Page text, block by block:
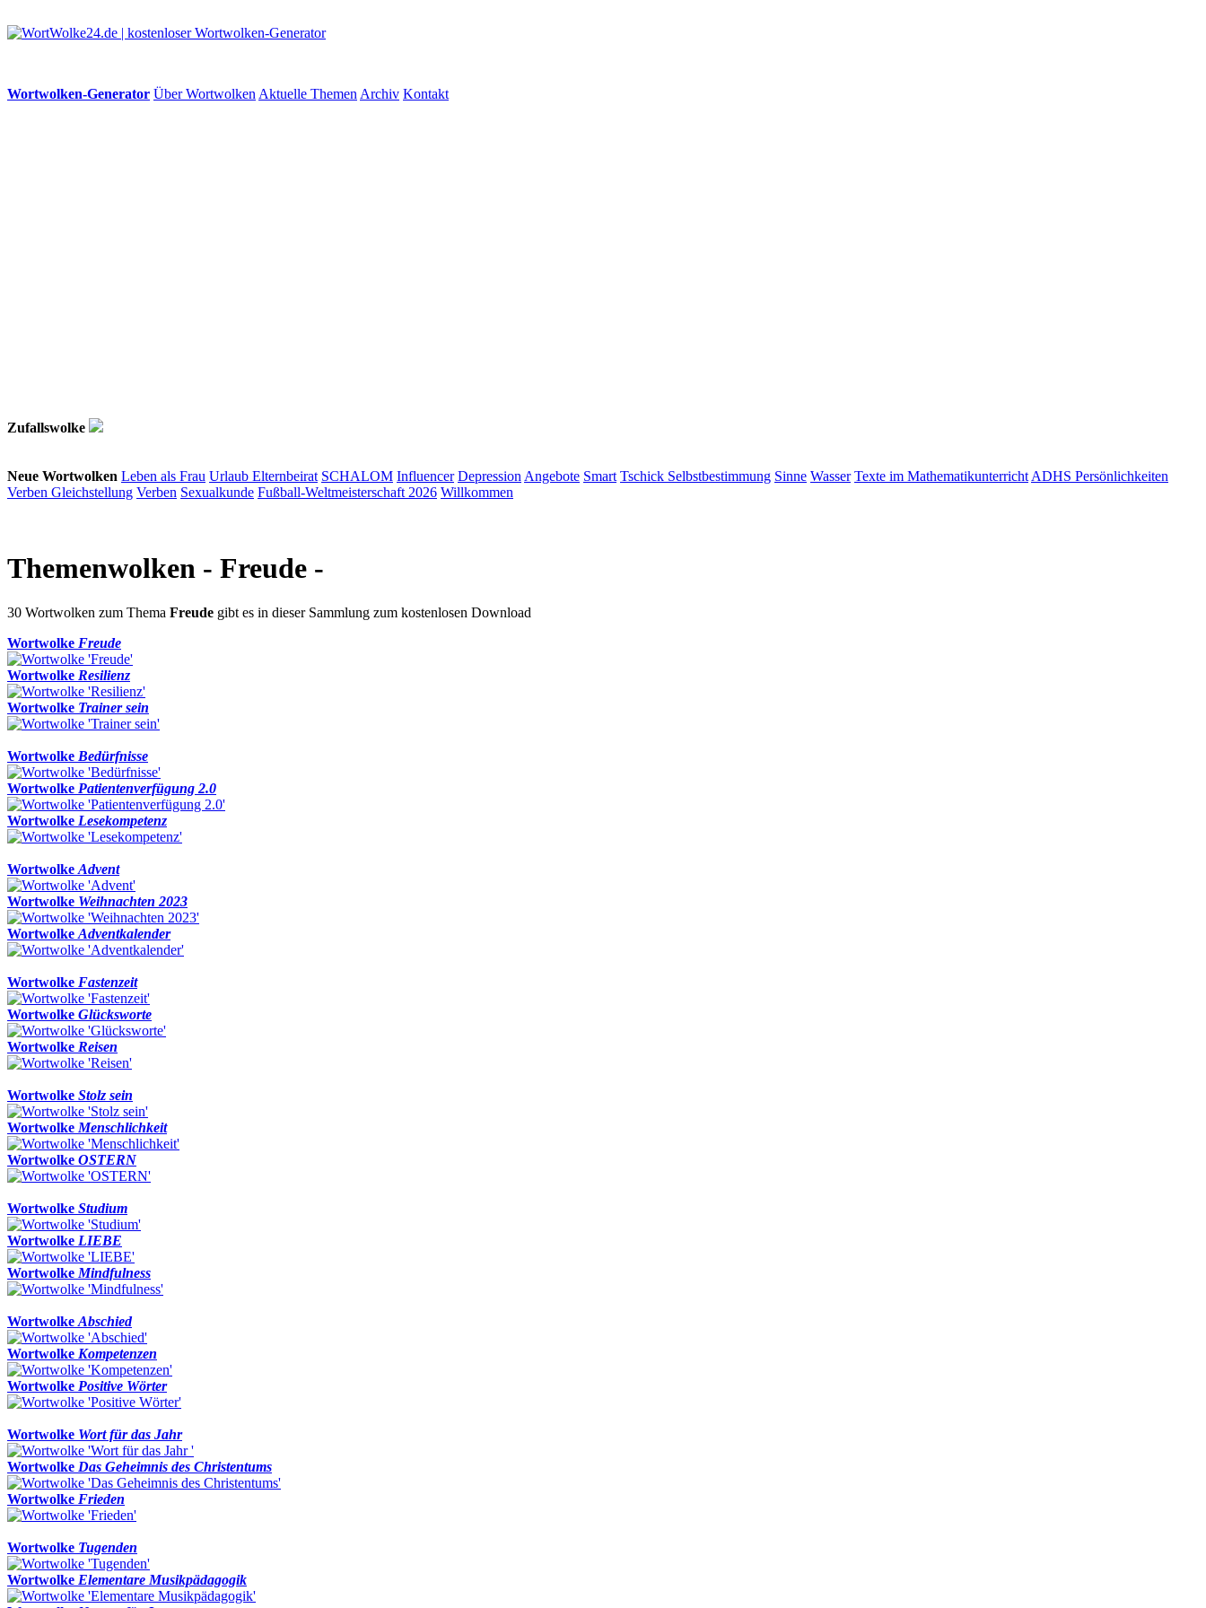
Wortwolken-Generator Über Wortwolken Aktuelle Themen Archiv Kontakt
Zufallswolke
Neue Wortwolken Leben als Frau Urlaub Elternbeirat SCHALOM Influencer Depression Angebote Smart Tschick Selbstbestimmung Sinne Wasser Texte im Mathematikunterricht ADHS Persönlichkeiten
Verben Gleichstellung Verben Sexualkunde Fußball-Weltmeisterschaft 2026 Willkommen
Themenwolken - Freude -
30 Wortwolken zum Thema Freude gibt es in dieser Sammlung zum kostenlosen Download
Wortwolke Freude
Wortwolke Resilienz
Wortwolke Trainer sein
Wortwolke Bedürfnisse
Wortwolke Patientenverfügung 2.0
Wortwolke Lesekompetenz
Wortwolke Advent
Wortwolke Weihnachten 2023
Wortwolke Adventkalender
Wortwolke Fastenzeit
Wortwolke Glücksworte
Wortwolke Reisen
Wortwolke Stolz sein
Wortwolke Menschlichkeit
Wortwolke OSTERN
Wortwolke Studium
Wortwolke LIEBE
Wortwolke Mindfulness
Wortwolke Abschied
Wortwolke Kompetenzen
Wortwolke Positive Wörter
Wortwolke Wort für das Jahr
Wortwolke Das Geheimnis des Christentums
Wortwolke Frieden
Wortwolke Tugenden
Wortwolke Elementare Musikpädagogik